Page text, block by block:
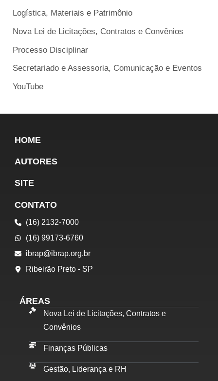
Logística, Materiais e Patrimônio
Nova Lei de Licitações, Contratos e Convênios
Processo Disciplinar
Secretariado e Assessoria, Comunicação e Eventos
YouTube
HOME
AUTORES
SITE
CONTATO
(16) 2132-7000
(16) 99173-6760
ibrap@ibrap.org.br
Ribeirão Preto - SP
ÁREAS
Nova Lei de Licitações, Contratos e
Convênios
Finanças Públicas
Gestão, Liderança e RH